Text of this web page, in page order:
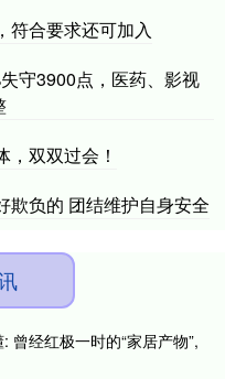
符合要求还可加入
守3900点，医药、影视
双双过会！
欺负的 团结维护自身安全
曾经红极一时的“家居产物”,